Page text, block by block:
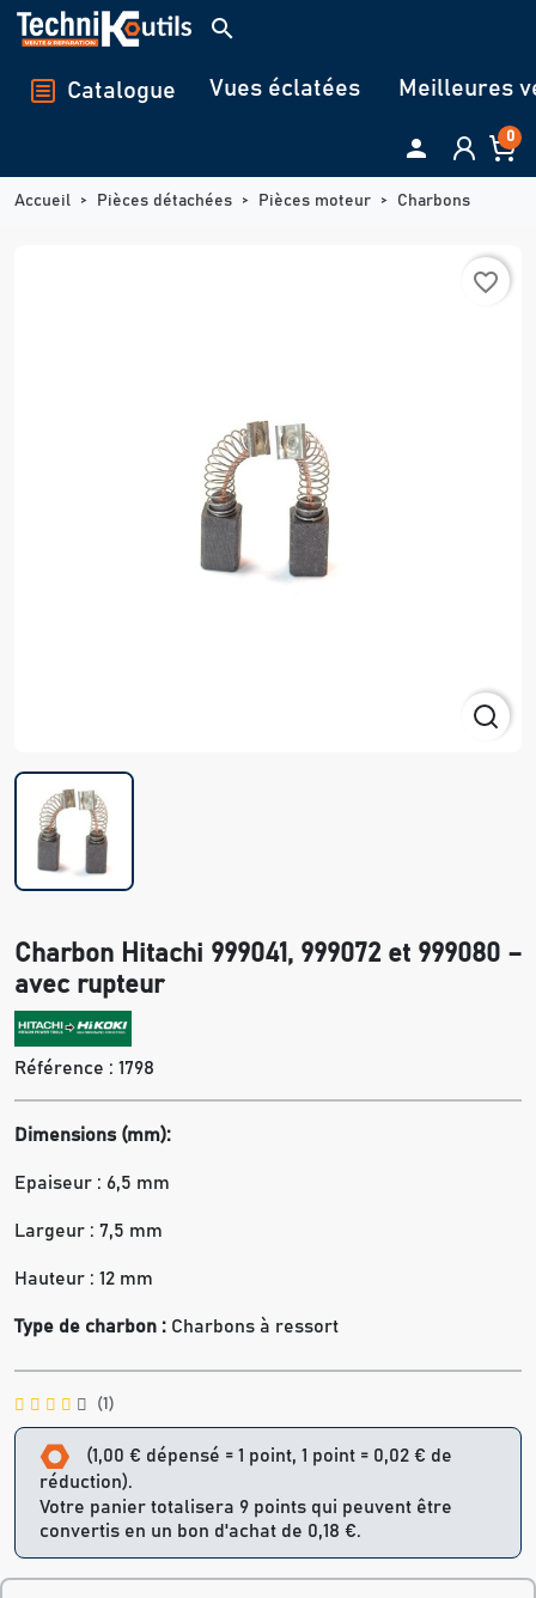
Panneau de gestion des cookies
search
Catalogue Vues éclatées Meilleures
 0
Accueil Pièces détachées Pièces moteur Charbons
favorite_border
Charbon Hitachi 999041, 999072 et 999080 –
avec rupteur
Référence : 1798
Dimensions (mm):
Epaiseur : 6,5 mm
Largeur : 7,5 mm
Hauteur : 12 mm
Type de charbon : Charbons à ressort
(1)
(1,00 € dépensé = 1 point, 1 point = 0,02 € de
réduction).
Votre panier totalisera 9 points qui peuvent être
convertis en un bon d'achat de 0,18 €.